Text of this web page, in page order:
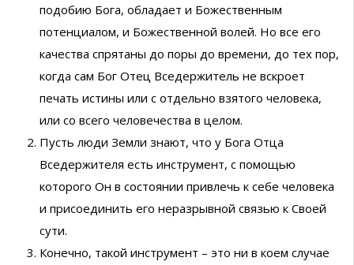
подобию Бога, обладает и Божественным
потенциалом, и Божественной волей. Но все его
качества спрятаны до поры до времени, до тех пор,
когда сам Бог Отец Вседержитель не вскроет
печать истины или с отдельно взятого человека,
или со всего человечества в целом.
Пусть люди Земли знают, что у Бога Отца
Вседержителя есть инструмент, с помощью
которого Он в состоянии привлечь к себе человека
и присоединить его неразрывной связью к Своей
сути.
Конечно, такой инструмент – это ни в коем случае